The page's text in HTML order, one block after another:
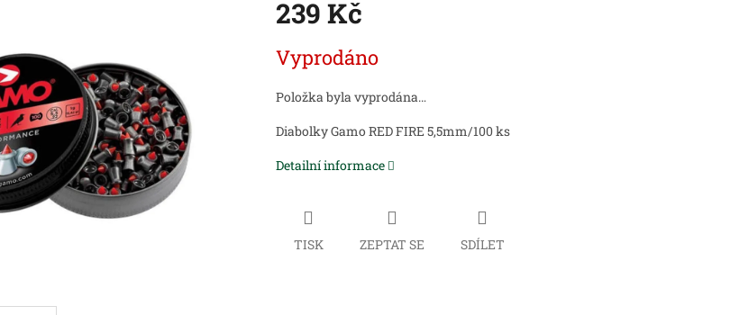
z
5
hvězdiček.
239 Kč
cena:
Vyprodáno
Položka byla vyprodána…
Diabolky Gamo RED FIRE 5,5mm/100 ks
Detailní informace
TISK ZEPTAT SE SDÍLET